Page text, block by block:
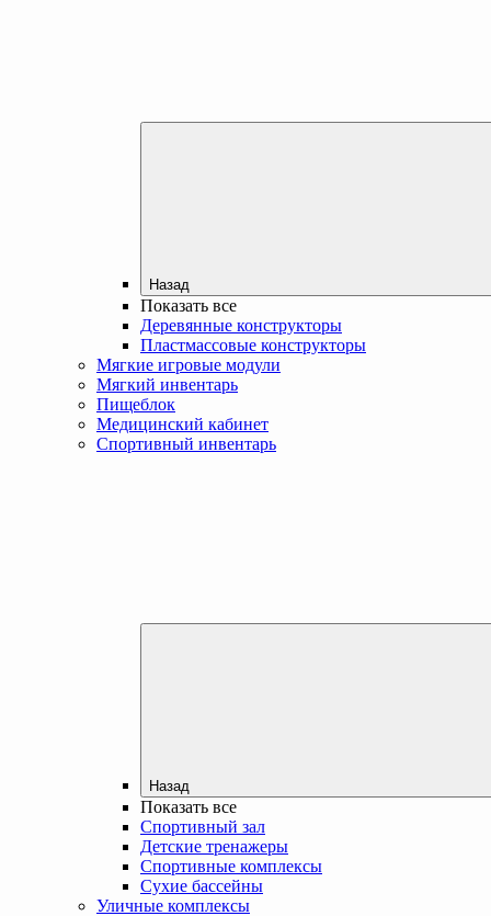
Назад
Показать все
Деревянные конструкторы
Пластмассовые конструкторы
Мягкие игровые модули
Мягкий инвентарь
Пищеблок
Медицинский кабинет
Спортивный инвентарь
Назад
Показать все
Спортивный зал
Детские тренажеры
Спортивные комплексы
Сухие бассейны
Уличные комплексы